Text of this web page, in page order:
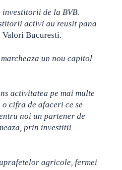
investitorii de la BVB.
activi au reusit pana
Valori Bucuresti.
un nou capitol
activitatea pe mai multe
cifra de afaceri ce se
noi un partener de
prin investitii
agricole, fermei